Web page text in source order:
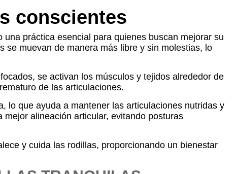
conscientes
práctica esencial para quienes buscan mejorar su
se muevan de manera más libre y sin molestias, lo
se activan los músculos y tejidos alrededor de
de las articulaciones.
lo que ayuda a mantener las articulaciones nutridas y
alineación articular, evitando posturas
y cuida las rodillas, proporcionando un bienestar